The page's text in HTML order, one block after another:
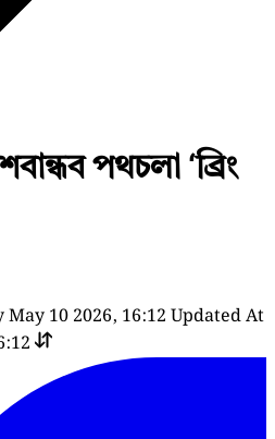
পথচলা ‘ব্রিং
10 2026, 16:12 Updated At